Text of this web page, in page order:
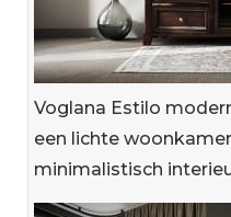
Voglana Estilo
een lichte
minimalistisch